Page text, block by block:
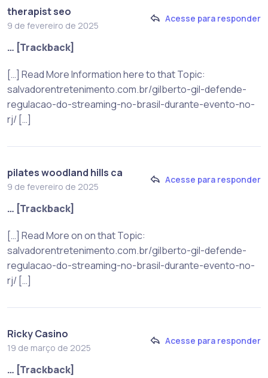
therapist seo
9 de fevereiro de 2025
Acesse para responder
… [Trackback]
[…] Read More Information here to that Topic:
salvadorentretenimento.com.br/gilberto-gil-defende-
regulacao-do-streaming-no-brasil-durante-evento-no-
rj/ […]
pilates woodland hills ca
9 de fevereiro de 2025
Acesse para responder
… [Trackback]
[…] Read More on on that Topic:
salvadorentretenimento.com.br/gilberto-gil-defende-
regulacao-do-streaming-no-brasil-durante-evento-no-
rj/ […]
Ricky Casino
19 de março de 2025
Acesse para responder
… [Trackback]